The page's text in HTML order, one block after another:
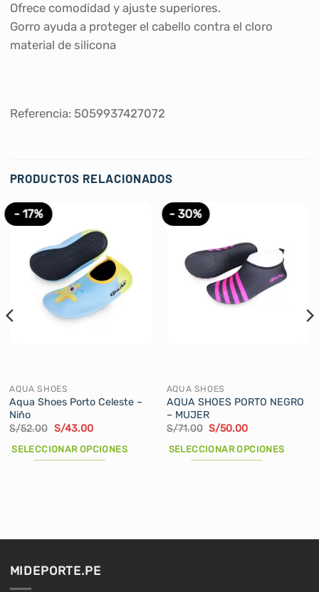
Ofrece comodidad y ajuste superiores.
Gorro ayuda a proteger el cabello contra el cloro
material de silicona
Referencia: 5059937427072
PRODUCTOS RELACIONADOS
- 17%
AQUA SHOES
Aqua Shoes Porto Celeste –
Niño
S/52.00 El
original
era:
S/43.00El
actual
es:
SELECCIONAR OPCIONES
se
- 30%
AQUA SHOES
AQUA SHOES PORTO NEGRO
– MUJER
S/71.00 El
original
era:
S/50.00El
actual
es:
SELECCIONAR OPCIONES
MIDEPORTE.PE